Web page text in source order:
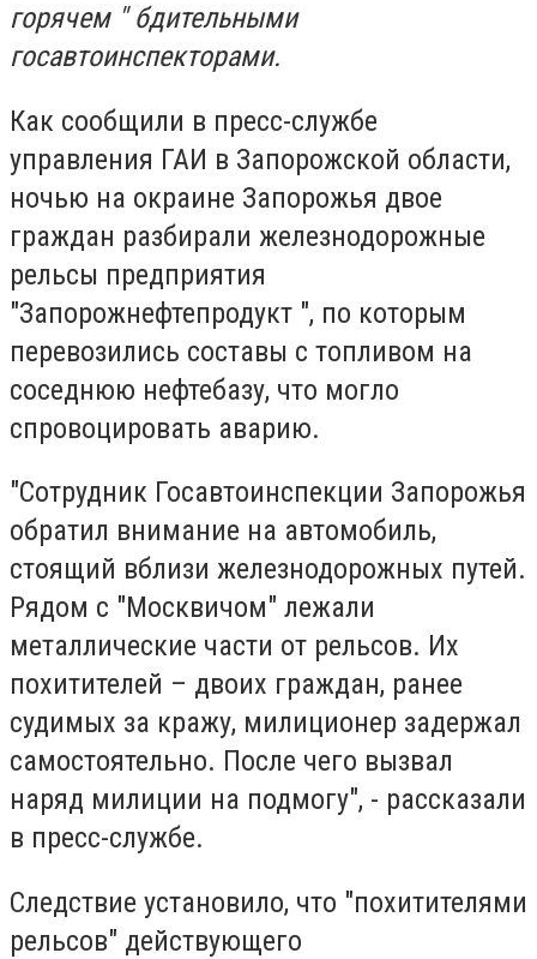
горячем " бдительными
госавтоинспекторами.
Как сообщили в пресс-службе
управления ГАИ в Запорожской области,
ночью на окраине Запорожья двое
граждан разбирали железнодорожные
рельсы предприятия
"Запорожнефтепродукт ", по которым
перевозились составы с топливом на
соседнюю нефтебазу, что могло
спровоцировать аварию.
"Сотрудник Госавтоинспекции Запорожья
обратил внимание на автомобиль,
стоящий вблизи железнодорожных путей.
Рядом с "Москвичом" лежали
металлические части от рельсов. Их
похитителей – двоих граждан, ранее
судимых за кражу, милиционер задержал
самостоятельно. После чего вызвал
наряд милиции на подмогу", - рассказали
в пресс-службе.
Следствие установило, что "похитителями
рельсов" действующего